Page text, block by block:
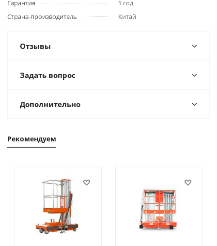
Гарантия
1 год
Страна-производитель
Китай
Отзывы
Задать вопрос
Дополнительно
Рекомендуем